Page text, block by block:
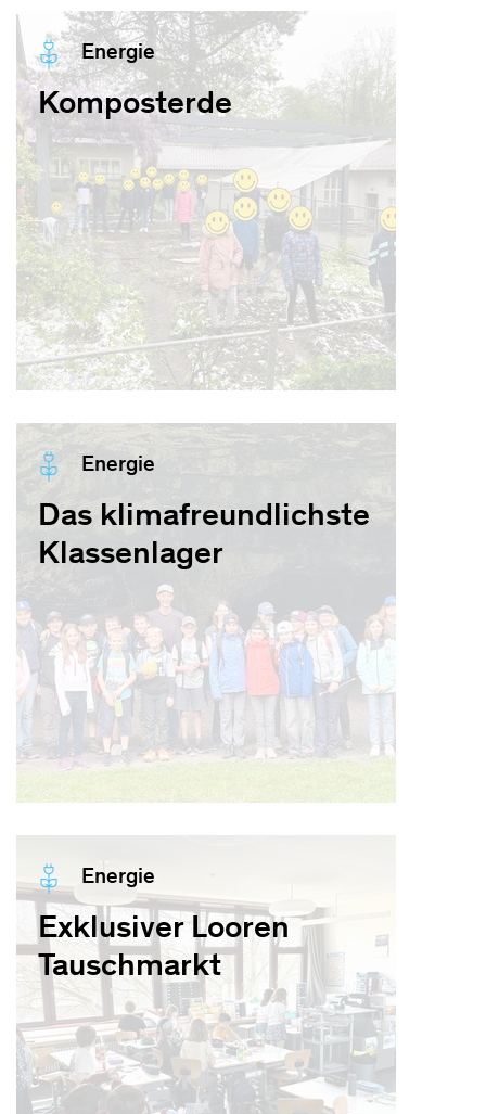
Energie
Komposterde
Energie
Das klimafreundlichste
Klassenlager
Energie
Exklusiver Looren
Tauschmarkt